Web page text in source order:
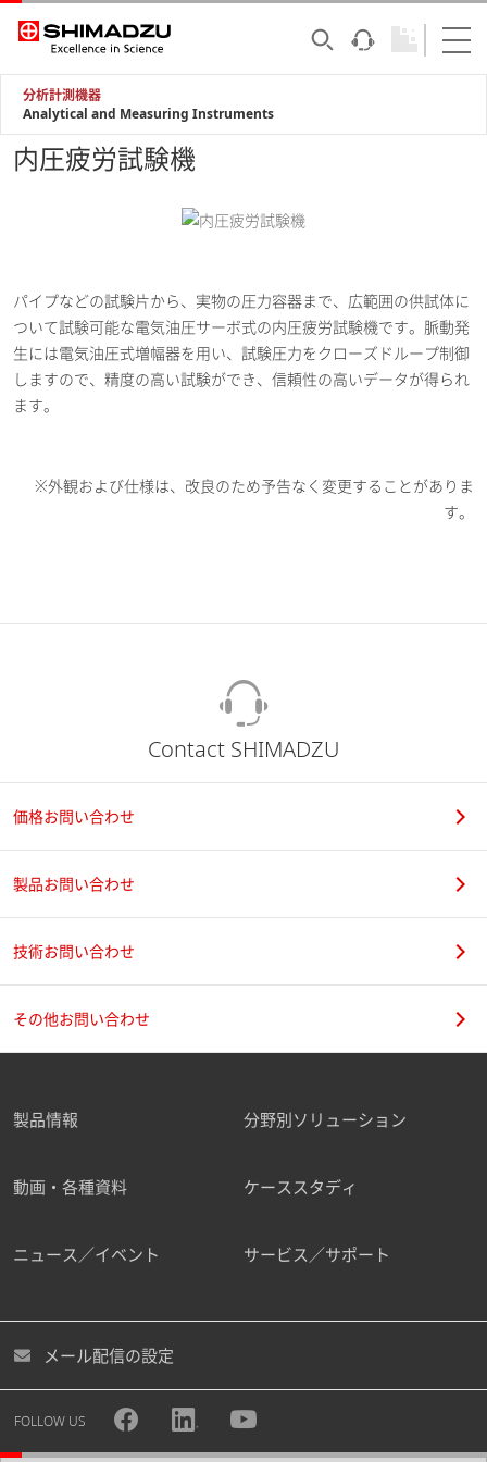
分析計測機器
Analytical and Measuring Instruments
内圧疲労試験機
パイプなどの試験片から、実物の圧力容器まで、広範囲の供試体に
ついて試験可能な電気油圧サーボ式の内圧疲労試験機です。脈動発
生には電気油圧式増幅器を用い、試験圧力をクローズドループ制御
しますので、精度の高い試験ができ、信頼性の高いデータが得られ
ます。
※外観および仕様は、改良のため予告なく変更することがありま
す。
Contact SHIMADZU
価格お問い合わせ
製品お問い合わせ
技術お問い合わせ
その他お問い合わせ
製品情報 分野別ソリューション
動画・各種資料 ケーススタディ
ニュース／イベント サービス／サポート
メール配信の設定
FOLLOW US